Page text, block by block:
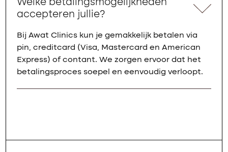
Welke betalingsmogelijkheden
accepteren jullie?
Bij Awat Clinics kun je gemakkelijk betalen via
pin, creditcard (Visa, Mastercard en American
Express) of contant. We zorgen ervoor dat het
betalingsproces soepel en eenvoudig verloopt.